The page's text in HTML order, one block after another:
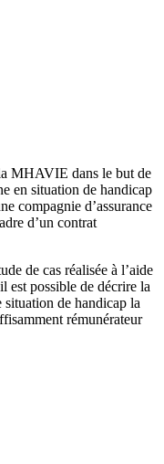
MHAVIE dans le but de
en situation de handicap
compagnie d’assurance
d’un contrat
de cas réalisée à l’aide
est possible de décrire la
situation de handicap la
rémunérateur